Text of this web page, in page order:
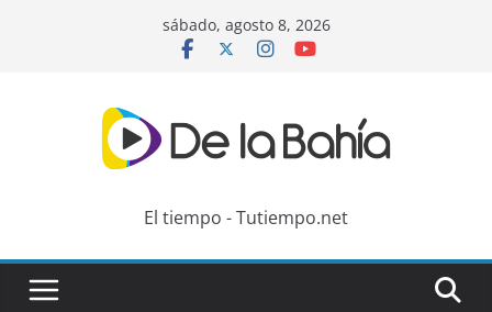
sábado, agosto 8, 2026
El tiempo - Tutiempo.net